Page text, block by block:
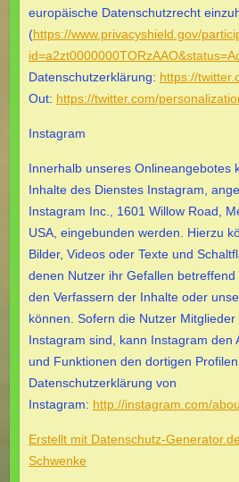
europäische Datenschutzrecht
(https://www.privacyshield.gov/
Datenschutzerklärung: https://
Out: https://twitter.com/
Instagram
Innerhalb unseres Onlineangebotes
Inhalte des Dienstes Instagram,
Instagram Inc., 1601 Willow Road,
USA, eingebunden werden. Hierzu
Bilder, Videos oder Texte und
denen Nutzer ihr Gefallen
den Verfassern der Inhalte oder
können. Sofern die Nutzer
Instagram sind, kann Instagram den
und Funktionen den dortigen
Datenschutzerklärung von
Instagram: http://instagram.com/
Erstellt mit Datenschutz-
Schwenke